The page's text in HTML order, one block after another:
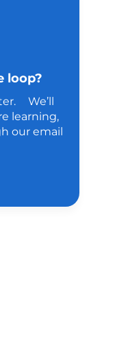
loop?
We’ll
learning,
our email